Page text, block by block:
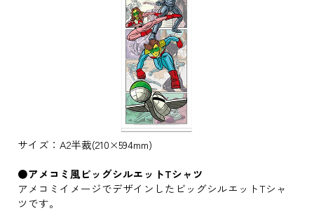
サイズ：A2半裁(210×594mm)
●アメコミ風ビッグシルエットTシャツ
アメコミイメージでデザインしたビッグシルエットTシャ
ツです。